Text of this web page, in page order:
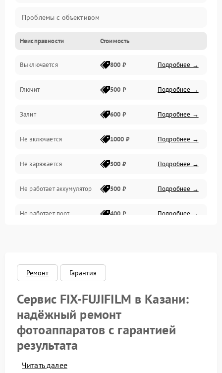
Проблемы с объективом
Электронные ошибки
Механические проблемы
Матрица и оптика
Питание и питание цепей
Проблемы с картами памяти
Объективы
Программные сбои
Коммуникации и интерфейсы
Неисправности Стоимость
Выключается 800 ₽ Подробнее →
Глючит 500 ₽ Подробнее →
Залит 600 ₽ Подробнее →
Не включается 1000 ₽ Подробнее →
Не заряжается 500 ₽ Подробнее →
Не работает аккумулятор 500 ₽ Подробнее →
Не работает порт 400 ₽ Подробнее →
Ремонт Гарантия
Сервис FIX‑FUJIFILM в Казани:
надёжный ремонт
фотоаппаратов с гарантией
результата
Фотоаппараты Fujifilm ценят за продуманную
Читать далее